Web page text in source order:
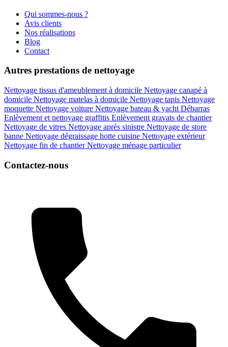
Qui sommes-nous ?
Avis clients
Nos réalisations
Blog
Contact
Autres prestations de nettoyage
Nettoyage tissus d'ameublement à domicile Nettoyage canapé à
domicile Nettoyage matelas à domicile Nettoyage tapis Nettoyage
moquette Nettoyage voiture Nettoyage bateau & yacht Débarras
Enlèvement et nettoyage graffitis Enlèvement gravats de chantier
Nettoyage de vitres Nettoyage après sinistre Nettoyage de store
banne Nettoyage dégraissage hotte cuisine Nettoyage extérieur
Nettoyage fin de chantierNettoyage ménage particulier
Contactez-nous